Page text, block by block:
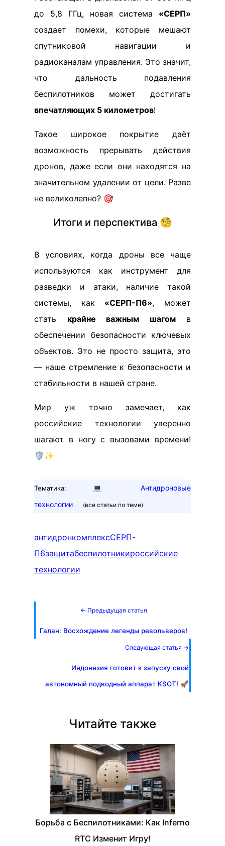
до 5,8 ГГц, новая система «СЕРП»
создает помехи, которые мешают
спутниковой навигации и
радиоканалам управления. Это значит,
что дальность подавления
беспилотников может достигать
впечатляющих 5 километров!
Такое широкое покрытие даёт
возможность прерывать действия
дронов, даже если они находятся на
значительном удалении от цели. Разве
не великолепно? 🎯
Итоги и перспектива 🧐
В условиях, когда дроны все чаще
используются как инструмент для
разведки и атаки, наличие такой
системы, как «СЕРП-П6», может
стать крайне важным шагомв
обеспечении безопасности ключевых
объектов. Это не просто защита, это
— наше стремление к безопасности и
стабильности в нашей стране.
Мир уж точно замечает, как
российские технологии уверенно
шагают в ногу с вызовами времени!
🛡️✨
Тематика: 💻
Антидроновые
технологии
(все статьи по теме)
антидронкомплексСЕРП-
П6защитабеспилотникироссийские
технологии
← Предыдущая статья
Галан: Восхождение легенды револьверов!
Следующая статья →
Индонезия готовит к запуску свой
автономный подводный аппарат KSOT! 🚀
Читайте также
Борьба с Беспилотниками: Как Inferno
RTC Изменит Игру!